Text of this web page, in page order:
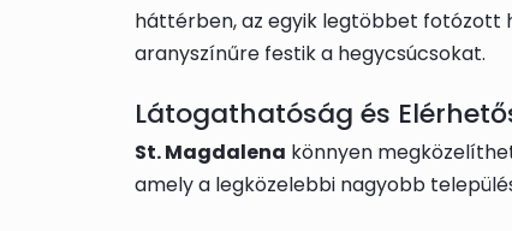
háttérben, az egyik legtöbbet fotózott
aranyszínűre festik a hegycsúcsokat.
Látogathatóság és
St. Magdalena könnyen
amely a legközelebbi nagyobb